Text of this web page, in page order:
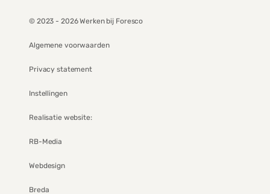
© 2023 - 2026 Werken bij Foresco
Algemene voorwaarden
Privacy statement
Instellingen
Realisatie website:
RB-Media
Webdesign
Breda